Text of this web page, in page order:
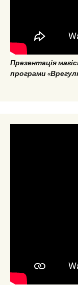
Презентація
програми